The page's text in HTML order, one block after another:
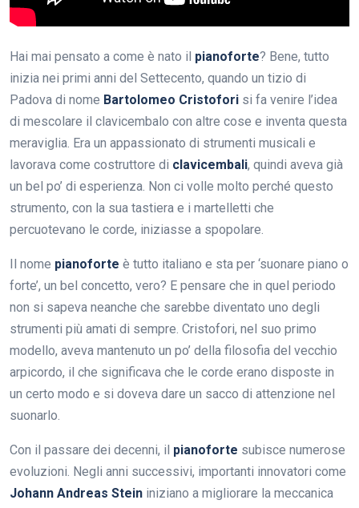
Hai mai pensato a come è nato il pianoforte? Bene, tutto
inizia nei primi anni del Settecento, quando un tizio di
Padova di nome Bartolomeo Cristofori si fa venire l’idea
di mescolare il clavicembalo con altre cose e inventa questa
meraviglia. Era un appassionato di strumenti musicali e
lavorava come costruttore di clavicembali, quindi aveva già
un bel po’ di esperienza. Non ci volle molto perché questo
strumento, con la sua tastiera e i martelletti che
percuotevano le corde, iniziasse a spopolare.
Il nome pianoforte è tutto italiano e sta per ‘suonare piano o
forte’, un bel concetto, vero? E pensare che in quel periodo
non si sapeva neanche che sarebbe diventato uno degli
strumenti più amati di sempre. Cristofori, nel suo primo
modello, aveva mantenuto un po’ della filosofia del vecchio
arpicordo, il che significava che le corde erano disposte in
un certo modo e si doveva dare un sacco di attenzione nel
suonarlo.
Con il passare dei decenni, il pianoforte subisce numerose
evoluzioni. Negli anni successivi, importanti innovatori come
Johann Andreas Stein iniziano a migliorare la meccanica